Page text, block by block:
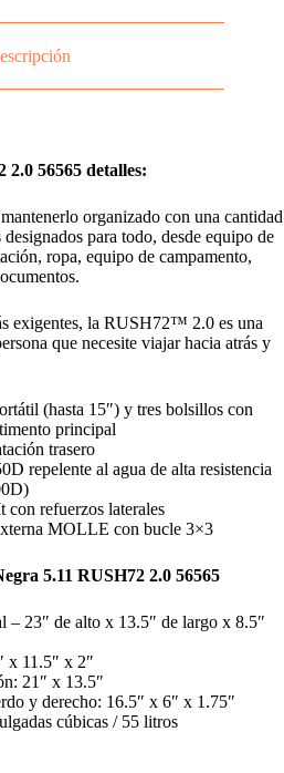
2.0 56565 detalles:
organizado con una cantidad
para todo, desde equipo de
ropa, equipo de campamento,
exigentes, la RUSH72™ 2.0 es una
que necesite viajar hacia atrás y
(hasta 15″) y tres bolsillos con
principal
trasero
repelente al agua de alta resistencia
con refuerzos laterales
MOLLE con bucle 3×3
5.11 RUSH72 2.0 56565
– 23″ de alto x 13.5″ de largo x 8.5″
x 11.5″ x 2″
21″ x 13.5″
y derecho: 16.5″ x 6″ x 1.75″
cúbicas / 55 litros